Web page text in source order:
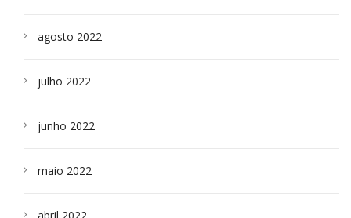
agosto 2022
julho 2022
junho 2022
maio 2022